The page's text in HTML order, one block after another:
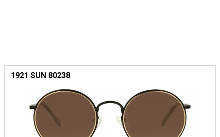
1921 SUN 80238